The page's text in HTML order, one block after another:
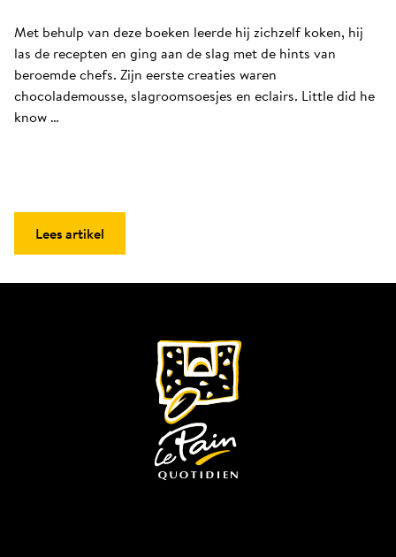
Met behulp van deze boeken leerde hij zichzelf koken, hij
las de recepten en ging aan de slag met de hints van
beroemde chefs. Zijn eerste creaties waren
chocolademousse, slagroomsoesjes en eclairs. Little did he
know …
Lees artikel